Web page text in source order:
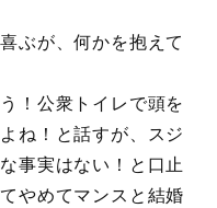
ぶが、何かを抱えて
！公衆トイレで頭を
ね！と話すが、スジ
事実はない！と口止
やめてマンスと結婚